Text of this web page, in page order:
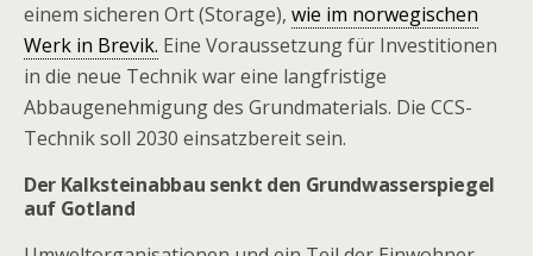
einem sicheren Ort (Storage), wie im norwegischen
Werk in Brevik. Eine Voraussetzung für Investitionen
in die neue Technik war eine langfristige
Abbaugenehmigung des Grundmaterials. Die CCS-
Technik soll 2030 einsatzbereit sein.
Der Kalksteinabbau senkt den Grundwasserspiegel
auf Gotland